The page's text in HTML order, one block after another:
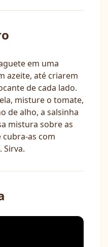
em uma
azeite, até criarem
de cada lado.
misture o tomate,
de alho, a salsinha
mistura sobre as
as com
Sirva.